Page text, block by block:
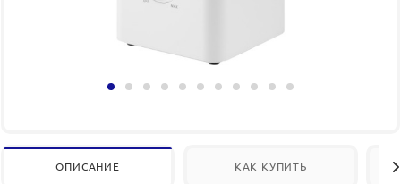
ОПИСАНИЕ КАК КУПИТЬ